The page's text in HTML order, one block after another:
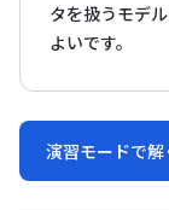
タを扱うモデ
よいです。
演習モードで解